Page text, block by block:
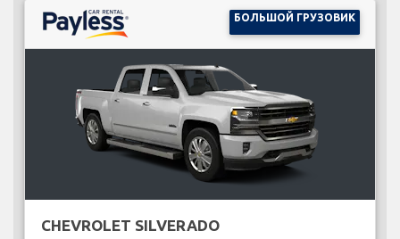
БОЛЬШОЙ ГРУЗОВИК
CHEVROLET SILVERADO